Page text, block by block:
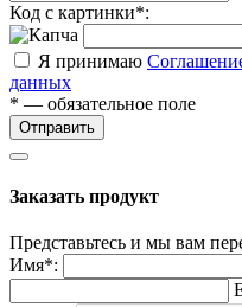
Код с картинки*:
Я принимаю
данных
* — обязательное поле
Отправить
Заказать продукт
Представьтесь и мы вам
Имя*: